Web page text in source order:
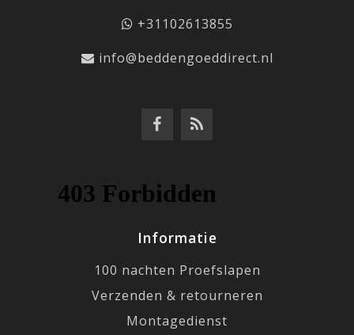
+31102613855
info@beddengoeddirect.nl
Informatie
100 nachten Proefslapen
Verzenden & retourneren
Montagedienst